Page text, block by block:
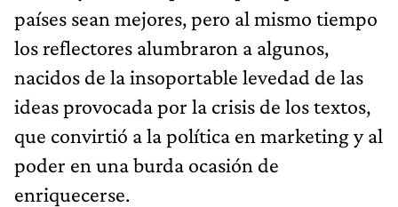
países sean mejores, pero al mismo tiempo
los reflectores alumbraron a algunos,
nacidos de la insoportable levedad de las
ideas provocada por la crisis de los textos,
que convirtió a la política en marketing y al
poder en una burda ocasión de
enriquecerse.